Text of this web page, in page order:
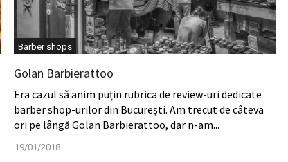
Barber shops
Golan Barbierattoo
Era cazul să anim puțin rubrica de review-uri dedicate
barber shop-urilor din București. Am trecut de câteva
ori pe lângă Golan Barbierattoo, dar n-am...
19/01/2018